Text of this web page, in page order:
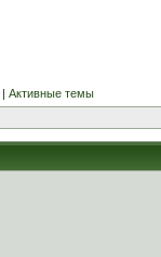
| Активные темы